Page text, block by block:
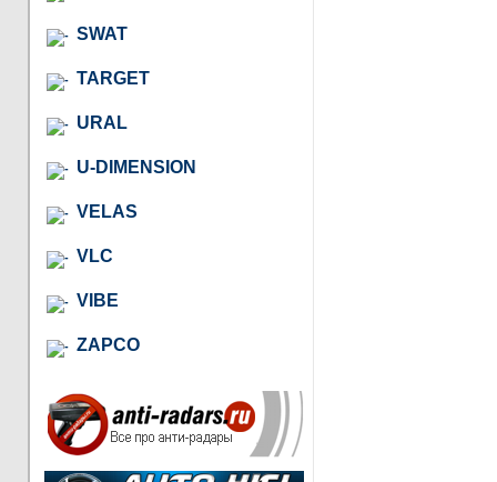
SWAT
TARGET
URAL
U-DIMENSION
VELAS
VLC
VIBE
ZAPCO